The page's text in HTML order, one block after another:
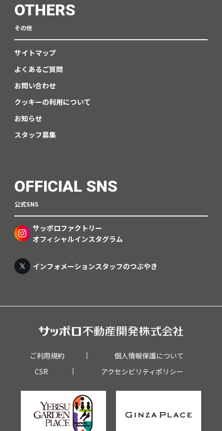
OTHERS
その他
サイトマップ
よくあるご質問
お問い合わせ
クッキーの利用について
お知らせ
スタッフ募集
OFFICIAL SNS
公式SNS
サッポロファクトリー
オフィシャルインスタグラム
インフォメーションスタッフのつぶやき
ご利用規約
個人情報保護について
CSR
アクセシビリティポリシー